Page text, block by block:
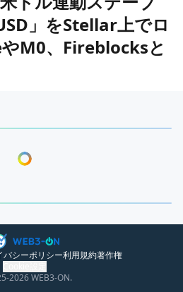
」をStellar上でロ
M0、Fireblocksと
バシーポリシー利用規約著作権
-2026WEB3-ON.